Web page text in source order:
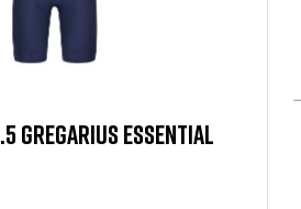
GREGARIUS ESSENTIAL